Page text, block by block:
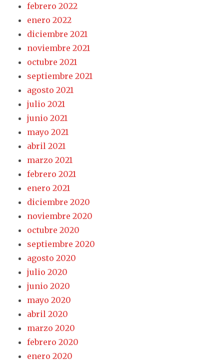
febrero 2022
enero 2022
diciembre 2021
noviembre 2021
octubre 2021
septiembre 2021
agosto 2021
julio 2021
junio 2021
mayo 2021
abril 2021
marzo 2021
febrero 2021
enero 2021
diciembre 2020
noviembre 2020
octubre 2020
septiembre 2020
agosto 2020
julio 2020
junio 2020
mayo 2020
abril 2020
marzo 2020
febrero 2020
enero 2020